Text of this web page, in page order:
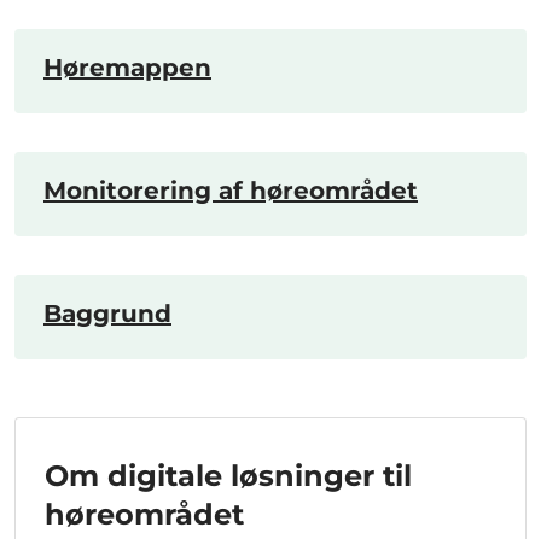
Høremappen
Monitorering af høreområdet
Baggrund
Om digitale løsninger til
høreområdet